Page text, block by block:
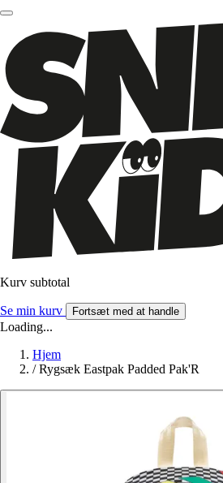
Kurv subtotal
Se min kurv Fortsæt med at handle
Loading...
Hjem
/ Rygsæk Eastpak Padded Pak'R